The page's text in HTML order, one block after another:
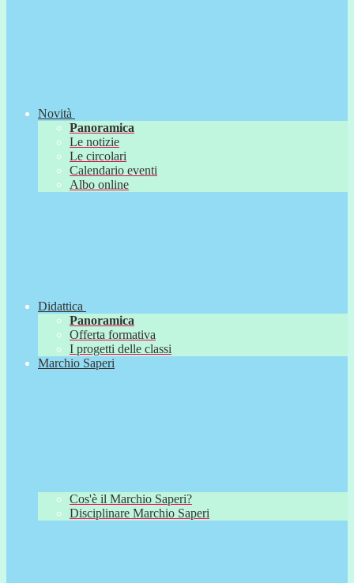
Novità
Panoramica
Le notizie
Le circolari
Calendario eventi
Albo online
Didattica
Panoramica
Offerta formativa
I progetti delle classi
Marchio Saperi
Cos'è il Marchio Saperi?
Disciplinare Marchio Saperi